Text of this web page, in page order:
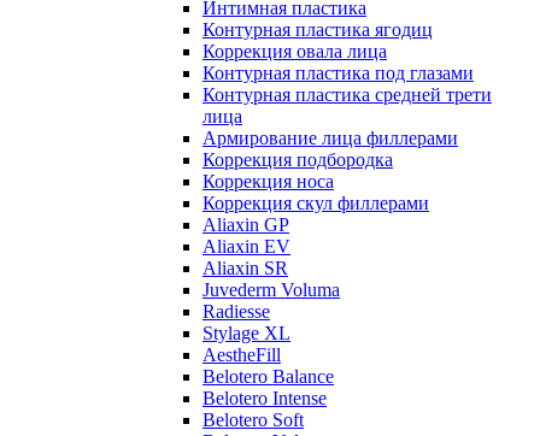
Интимная пластика
Контурная пластика ягодиц
Коррекция овала лица
Контурная пластика под глазами
Контурная пластика средней трети
лица
Армирование лица филлерами
Коррекция подбородка
Коррекция носа
Коррекция скул филлерами
Aliaxin GP
Aliaxin EV
Aliaxin SR
Juvederm Voluma
Radiesse
Stylage XL
AestheFill
Belotero Balance
Belotero Intense
Belotero Soft